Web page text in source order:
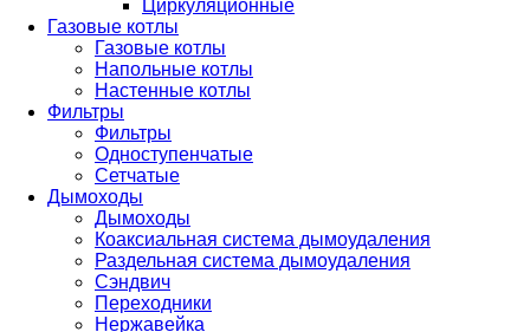
Циркуляционные
Газовые котлы
Газовые котлы
Напольные котлы
Настенные котлы
Фильтры
Фильтры
Одноступенчатые
Сетчатые
Дымоходы
Дымоходы
Коаксиальная система дымоудаления
Раздельная система дымоудаления
Сэндвич
Переходники
Нержавейка